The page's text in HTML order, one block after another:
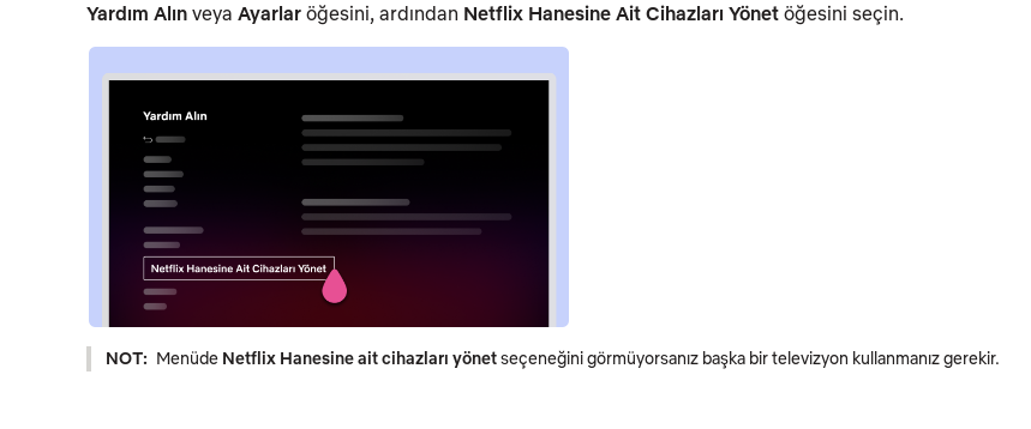
Yardım Alın veya Ayarlar öğesini, ardından Netflix Hanesine Ait Cihazları Yönet öğesini seçin.
NOT: Menüde Netflix Hanesine ait cihazları yönetseçeneğini görmüyorsanız başka bir televizyon kullanmanız gerekir.